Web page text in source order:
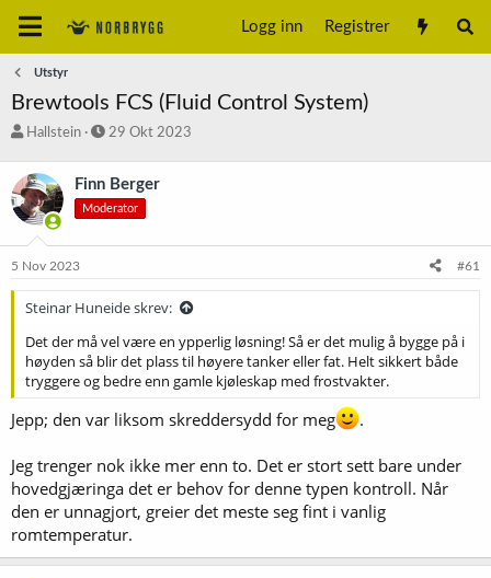
Logg inn Registrer
Utstyr
Brewtools FCS (Fluid Control System)
T
å
d
s
a
r
t
e
Hallstein
S
r
t
a
o
29 Okt 2023
Finn Berger
Moderator
5 Nov 2023 #61
Steinar Huneide skrev:
Det der må vel være en ypperlig løsning! Så er det mulig å bygge på i
høyden så blir det plass til høyere tanker eller fat. Helt sikkert både
tryggere og bedre enn gamle kjøleskap med frostvakter.
Jepp; den var liksom skreddersydd for meg .
Jeg trenger nok ikke mer enn to. Det er stort sett bare under
hovedgjæringa det er behov for denne typen kontroll. Når
den er unnagjort, greier det meste seg fint i vanlig
romtemperatur.